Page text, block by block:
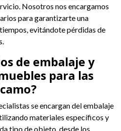
Nosotros nos encargamos
para garantizarte una
evitándote pérdidas de
de embalaje y
para las
se encargan del embalaje
materiales específicos y
tipo de objeto, desde los